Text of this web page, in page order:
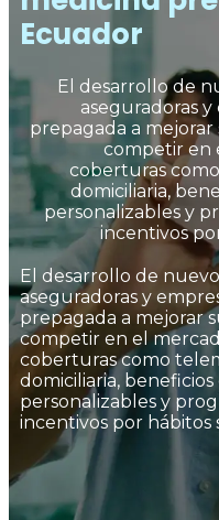
Ecuador
El desarrollo de
aseguradoras
prepagada a
competir en
coberturas
domiciliaria,
personalizables y
incentivos
El desarrollo de
aseguradoras y
prepagada a mejorar
competir en el
coberturas como
domiciliaria,
personalizables y
incentivos por hábitos